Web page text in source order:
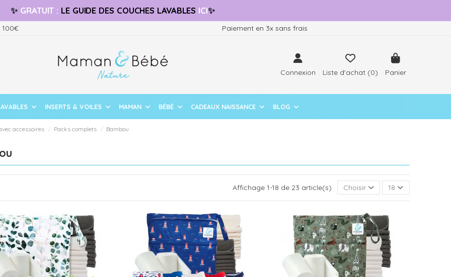
✨ GRATUIT : LE GUIDE DES COUCHES LAVABLES ICI✨
Paiement en 3x sans frais
Connexion Liste d'achat (0) Panier
INSERTS & VOILES MAMAN BÉBÉ CADEAUX NAISSANCE BLOG
accessoires Packs complets Bambou
Affichage 1-18 de 23 article(s) Choisir 18